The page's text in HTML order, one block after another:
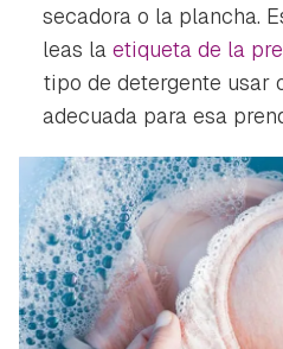
secadora o la plancha.
leas la etiqueta de la
tipo de detergente usar
adecuada para esa